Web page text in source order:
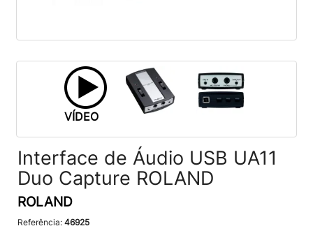
VÍDEO
Interface de Áudio USB UA11
Duo Capture ROLAND
ROLAND
Referência: 46925